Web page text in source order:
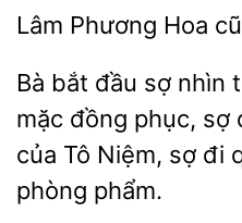
Phương Hoa
Bà bắt đầu
nhìn
mặc
phục, sợ
của Tô Niệm, sợ đi
phòng phẩm.